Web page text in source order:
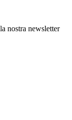
nostra newsletter